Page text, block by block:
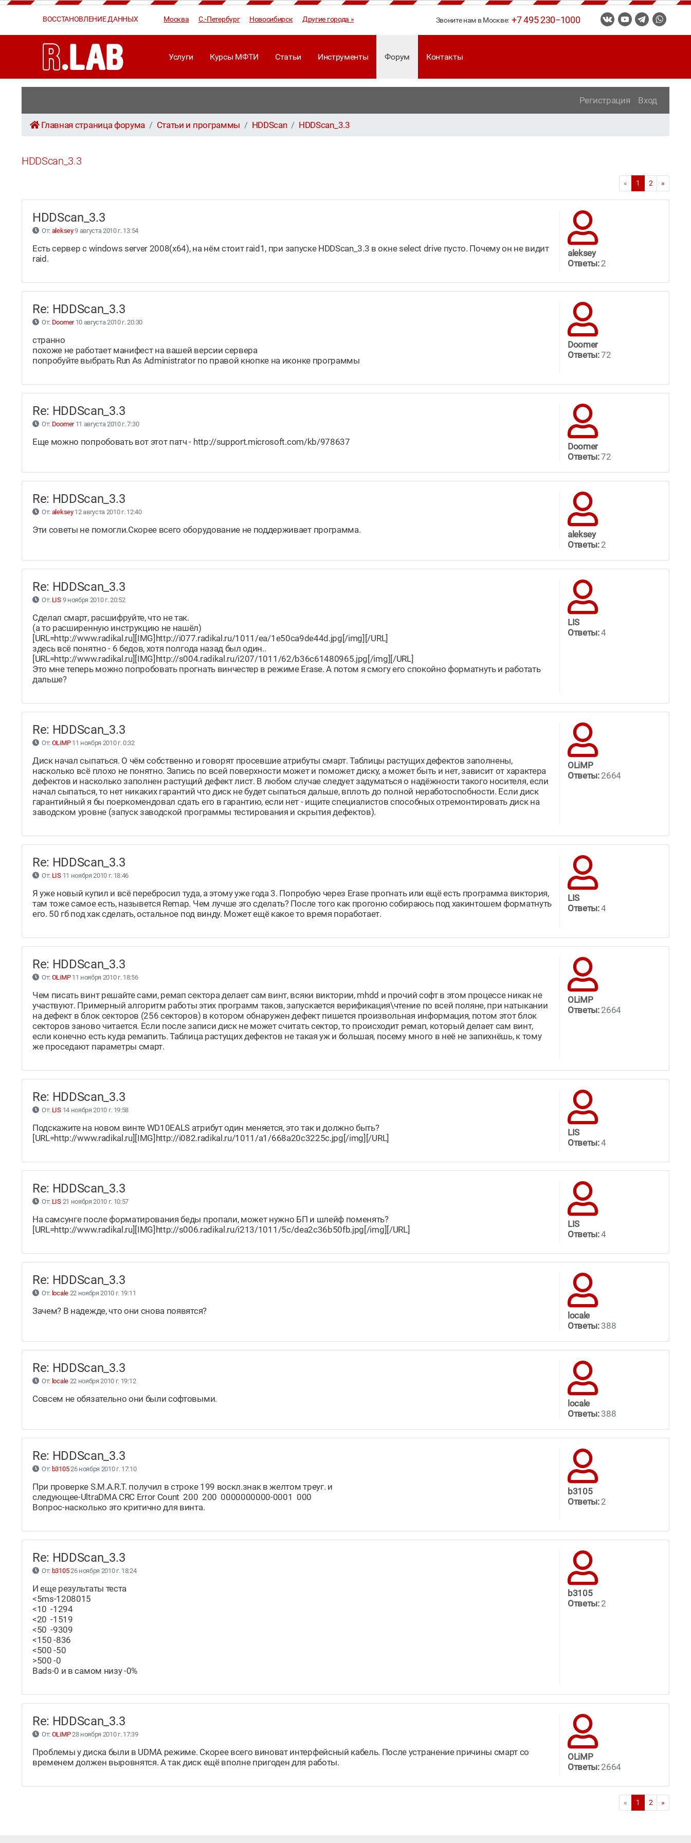
ВОССТАНОВЛЕНИЕ ДАННЫХ Москва С.-Петербург Новосибирск Другие города » Звоните нам в Москве:+7 495 230−1000
Услуги Курсы МФТИ Статьи Инструменты Форум Контакты
Регистрация Вход
Главная страница форума Статьи и программы HDDScan HDDScan_3.3
HDDScan_3.3
« 1 2 »
HDDScan_3.3
От: aleksey9 августа 2010 г. 13:54
Есть сервер с windows server 2008(x64), на нём стоит raid1, при запуске HDDScan_3.3 в окне select drive пусто. Почему он не видит
raid.
aleksey
Ответы:2
Re: HDDScan_3.3
От: Doomer10 августа 2010 г. 20:30
странно
похоже не работает манифест на вашей версии сервера
попробуйте выбрать Run As Administrator по правой кнопке на иконке программы
Doomer
Ответы:72
Re: HDDScan_3.3
От: Doomer11 августа 2010 г. 7:30
Еще можно попробовать вот этот патч - http://support.microsoft.com/kb/978637
Doomer
Ответы:72
Re: HDDScan_3.3
От: aleksey12 августа 2010 г. 12:40
Эти советы не помогли.Скорее всего оборудование не поддерживает программа.
aleksey
Ответы:2
Re: HDDScan_3.3
От: LIS9 ноября 2010 г. 20:52
Сделал смарт, расшифруйте, что не так.
(а то расширенную инструкцию не нашёл)
[URL=http://www.radikal.ru][IMG]http://i077.radikal.ru/1011/ea/1e50ca9de44d.jpg[/img][/URL]
здесь всё понятно - 6 бедов, хотя полгода назад был один..
[URL=http://www.radikal.ru][IMG]http://s004.radikal.ru/i207/1011/62/b36c61480965.jpg[/img][/URL]
Это мне теперь можно попробовать прогнать винчестер в режиме Erase. А потом я смогу его спокойно форматнуть и работать
дальше?
LIS
Ответы:4
Re: HDDScan_3.3
От: OLiMP11 ноября 2010 г. 0:32
Диск начал сыпаться. О чём собственно и говорят просевшие атрибуты смарт. Таблицы растущих дефектов заполнены,
насколько всё плохо не понятно. Запись по всей поверхности может и поможет диску, а может быть и нет, зависит от характера
дефектов и насколько заполнен растущий дефект лист. В любом случае следует задуматься о надёжности такого носителя, если
начал сыпаться, то нет никаких гарантий что диск не будет сыпаться дальше, вплоть до полной неработоспобности. Если диск
гарантийный я бы поеркомендовал сдать его в гарантию, если нет - ищите специалистов способных отремонтировать диск на
заводском уровне (запуск заводской программы тестирования и скрытия дефектов).
OLiMP
Ответы:2664
Re: HDDScan_3.3
От: LIS11 ноября 2010 г. 18:46
Я уже новый купил и всё перебросил туда, а этому уже года 3. Попробую через Erase прогнать или ещё есть программа виктория,
там тоже самое есть, назывется Remap. Чем лучше это сделать? После того как прогоню собираюсь под хакинтошем форматнуть
его. 50 гб под хак сделать, остальное под винду. Может ещё какое то время поработает.
LIS
Ответы:4
Re: HDDScan_3.3
От: OLiMP11 ноября 2010 г. 18:56
Чем писать винт решайте сами, ремап сектора делает сам винт, всяки виктории, mhdd и прочий софт в этом процессе никак не
участвуют. Примерный алгоритм работы этих программ таков, запускается верификация\чтение по всей поляне, при натыкании
на дефект в блок секторов (256 секторов) в котором обнаружен дефект пишется произвольная информация, потом этот блок
секторов заново читается. Если после записи диск не может считать сектор, то происходит ремап, который делает сам винт,
если конечно есть куда ремапить. Таблица растущих дефектов не такая уж и большая, посему много в неё не запихнёшь, к тому
же проседают параметры смарт.
OLiMP
Ответы:2664
Re: HDDScan_3.3
От: LIS14 ноября 2010 г. 19:58
Подскажите на новом винте WD10EALS атрибут один меняется, это так и должно быть?
[URL=http://www.radikal.ru][IMG]http://i082.radikal.ru/1011/a1/668a20c3225c.jpg[/img][/URL]
LIS
Ответы:4
Re: HDDScan_3.3
От: LIS21 ноября 2010 г. 10:57
На самсунге после форматирования беды пропали, может нужно БП и шлейф поменять?
[URL=http://www.radikal.ru][IMG]http://s006.radikal.ru/i213/1011/5c/dea2c36b50fb.jpg[/img][/URL]
LIS
Ответы:4
Re: HDDScan_3.3
От: locale22 ноября 2010 г. 19:11
Зачем? В надежде, что они снова появятся?
locale
Ответы:388
Re: HDDScan_3.3
От: locale22 ноября 2010 г. 19:12
Совсем не обязательно они были софтовыми.
locale
Ответы:388
Re: HDDScan_3.3
От: b310526 ноября 2010 г. 17:10
При проверке S.M.A.R.T. получил в строке 199 воскл.знак в желтом треуг. и
следующее-UltraDMA CRC Error Count 200 200 0000000000-0001 000
Вопрос-насколько это критично для винта.
b3105
Ответы:2
Re: HDDScan_3.3
От: b310526 ноября 2010 г. 18:24
И еще результаты теста
<5ms-1208015
<10 -1294
<20 -1519
<50 -9309
<150 -836
<500 -50
>500 -0
Bads-0 и в самом низу -0%
b3105
Ответы:2
Re: HDDScan_3.3
От: OLiMP28 ноября 2010 г. 17:39
Проблемы у диска были в UDMA режиме. Скорее всего виноват интерфейсный кабель. После устранение причины смарт со
временем должен выровнятся. А так диск ещё вполне пригоден для работы.
OLiMP
Ответы:2664
« 1 2 »